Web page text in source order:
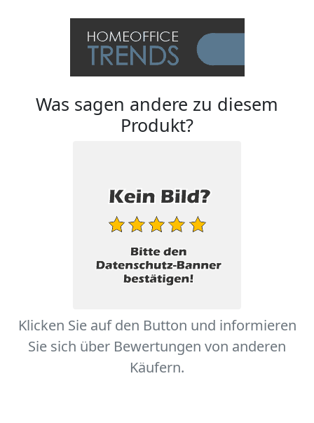
Was sagen andere zu diesem
Produkt?
Klicken Sie auf den Button und informieren
Sie sich über Bewertungen von anderen
Käufern.